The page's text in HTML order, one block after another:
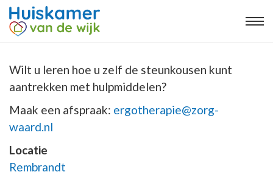
Wilt u leren hoe u zelf de steunkousen kunt
aantrekken met hulpmiddelen?
Maak een afspraak: ergotherapie@zorg-
waard.nl
Locatie
Rembrandt